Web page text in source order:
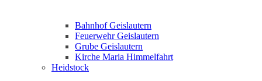
Bahnhof Geislautern
Feuerwehr Geislautern
Grube Geislautern
Kirche Maria Himmelfahrt
Heidstock